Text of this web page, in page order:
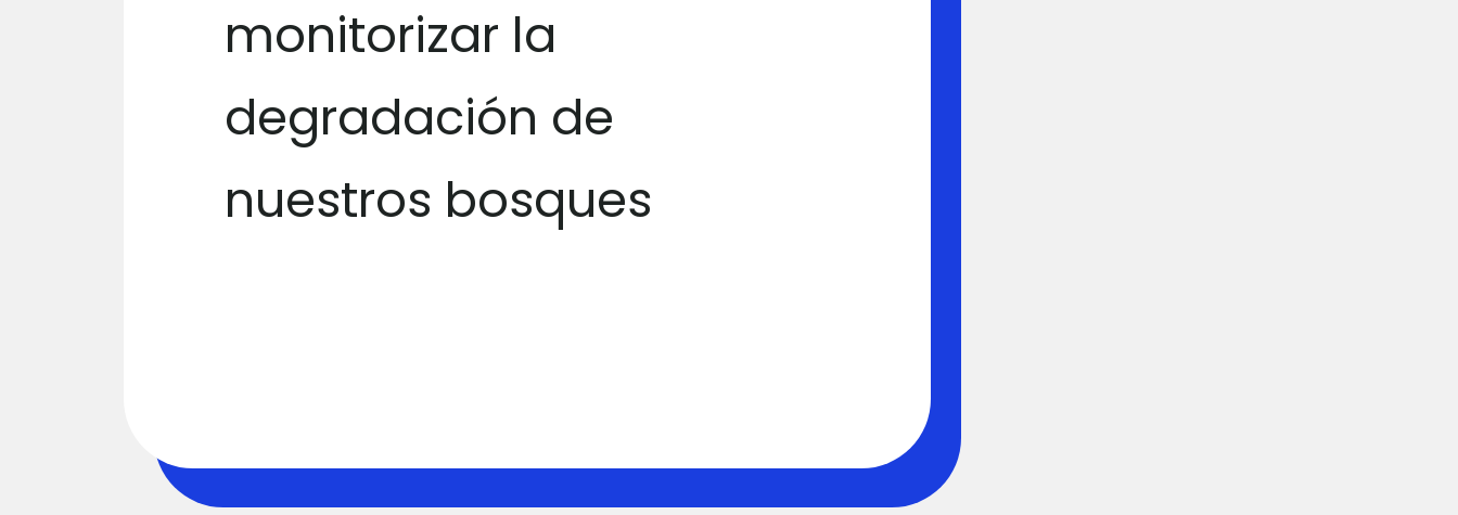
monitorizar la
degradación de
nuestros bosques